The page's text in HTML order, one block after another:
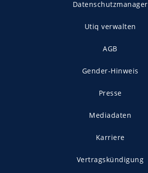
Datenschutzmanager
Utiq verwalten
AGB
Gender-Hinweis
Presse
Mediadaten
Karriere
Vertragskündigung